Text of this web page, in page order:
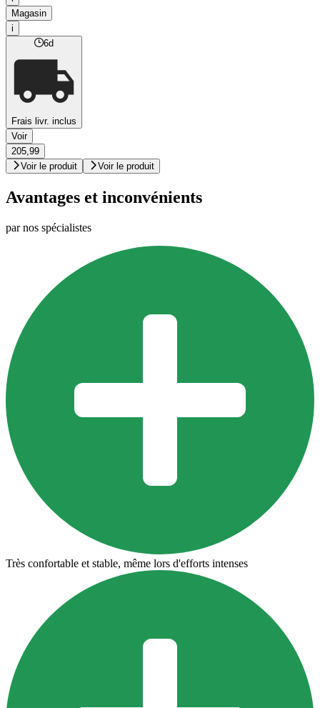
Magasin
i
6d
Frais livr. inclus
Voir
205,99
Voir le produit
Voir le produit
Avantages et inconvénients
par nos spécialistes
Très confortable et stable, même lors d'efforts intenses